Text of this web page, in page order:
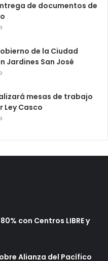
de documentos de
de la Ciudad
Jardines San José
mesas de trabajo
Ley Casco
con Centros LIBRE y
Alianza del Pacífico